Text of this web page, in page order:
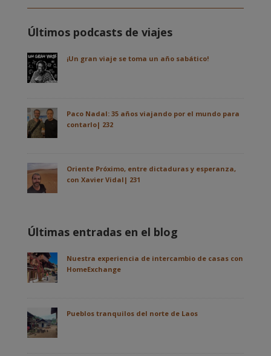
Últimos podcasts de viajes
¡Un gran viaje se toma un año sabático!
Paco Nadal: 35 años viajando por el mundo para
contarlo| 232
Oriente Próximo, entre dictaduras y esperanza,
con Xavier Vidal| 231
Últimas entradas en el blog
Nuestra experiencia de intercambio de casas con
HomeExchange
Pueblos tranquilos del norte de Laos